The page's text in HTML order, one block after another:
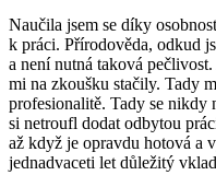
Naučila jsem se díky
k práci. Přírodověda, odkud
a není nutná taková
mi na zkoušku stačily. Tady
profesionalitě. Tady se nikdy
si netroufl dodat odbytou
až když je opravdu hotová a
jednadvaceti let důležitý